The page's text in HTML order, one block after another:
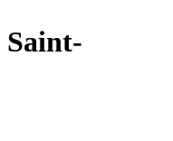
Saint-